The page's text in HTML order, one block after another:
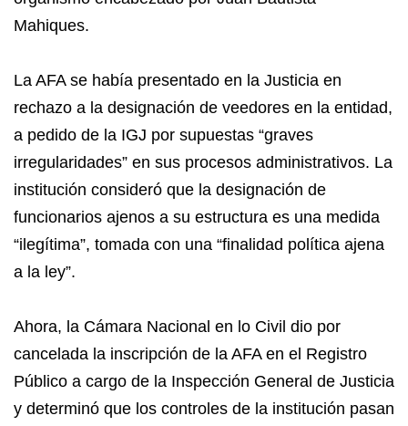
Mahiques.
La AFA se había presentado en la Justicia en
rechazo a la designación de veedores en la entidad,
a pedido de la IGJ por supuestas “graves
irregularidades” en sus procesos administrativos. La
institución consideró que la designación de
funcionarios ajenos a su estructura es una medida
“ilegítima”, tomada con una “finalidad política ajena
a la ley”.
Ahora, la Cámara Nacional en lo Civil dio por
cancelada la inscripción de la AFA en el Registro
Público a cargo de la Inspección General de Justicia
y determinó que los controles de la institución pasan